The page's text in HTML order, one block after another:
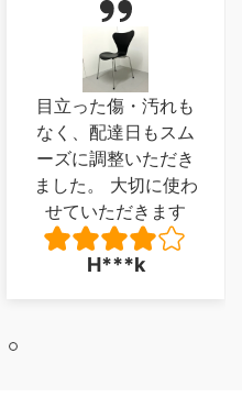
実物は想像以上のモ
ノでした、座面が写
真では気が付かなか
った木ではなく柔軟
性のある革製品とい
うのもよかった、唯
一足がフローリング
大***郎